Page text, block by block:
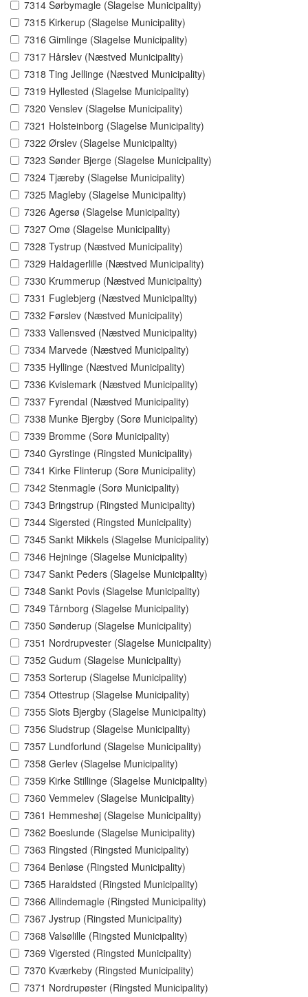
7314 Sørbymagle (Slagelse Municipality)
7315 Kirkerup (Slagelse Municipality)
7316 Gimlinge (Slagelse Municipality)
7317 Hårslev (Næstved Municipality)
7318 Ting Jellinge (Næstved Municipality)
7319 Hyllested (Slagelse Municipality)
7320 Venslev (Slagelse Municipality)
7321 Holsteinborg (Slagelse Municipality)
7322 Ørslev (Slagelse Municipality)
7323 Sønder Bjerge (Slagelse Municipality)
7324 Tjæreby (Slagelse Municipality)
7325 Magleby (Slagelse Municipality)
7326 Agersø (Slagelse Municipality)
7327 Omø (Slagelse Municipality)
7328 Tystrup (Næstved Municipality)
7329 Haldagerlille (Næstved Municipality)
7330 Krummerup (Næstved Municipality)
7331 Fuglebjerg (Næstved Municipality)
7332 Førslev (Næstved Municipality)
7333 Vallensved (Næstved Municipality)
7334 Marvede (Næstved Municipality)
7335 Hyllinge (Næstved Municipality)
7336 Kvislemark (Næstved Municipality)
7337 Fyrendal (Næstved Municipality)
7338 Munke Bjergby (Sorø Municipality)
7339 Bromme (Sorø Municipality)
7340 Gyrstinge (Ringsted Municipality)
7341 Kirke Flinterup (Sorø Municipality)
7342 Stenmagle (Sorø Municipality)
7343 Bringstrup (Ringsted Municipality)
7344 Sigersted (Ringsted Municipality)
7345 Sankt Mikkels (Slagelse Municipality)
7346 Hejninge (Slagelse Municipality)
7347 Sankt Peders (Slagelse Municipality)
7348 Sankt Povls (Slagelse Municipality)
7349 Tårnborg (Slagelse Municipality)
7350 Sønderup (Slagelse Municipality)
7351 Nordrupvester (Slagelse Municipality)
7352 Gudum (Slagelse Municipality)
7353 Sorterup (Slagelse Municipality)
7354 Ottestrup (Slagelse Municipality)
7355 Slots Bjergby (Slagelse Municipality)
7356 Sludstrup (Slagelse Municipality)
7357 Lundforlund (Slagelse Municipality)
7358 Gerlev (Slagelse Municipality)
7359 Kirke Stillinge (Slagelse Municipality)
7360 Vemmelev (Slagelse Municipality)
7361 Hemmeshøj (Slagelse Municipality)
7362 Boeslunde (Slagelse Municipality)
7363 Ringsted (Ringsted Municipality)
7364 Benløse (Ringsted Municipality)
7365 Haraldsted (Ringsted Municipality)
7366 Allindemagle (Ringsted Municipality)
7367 Jystrup (Ringsted Municipality)
7368 Valsølille (Ringsted Municipality)
7369 Vigersted (Ringsted Municipality)
7370 Kværkeby (Ringsted Municipality)
7371 Nordrupøster (Ringsted Municipality)